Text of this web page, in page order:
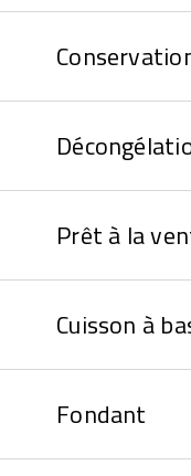
Prêt à la
Cuisson à
Fondant